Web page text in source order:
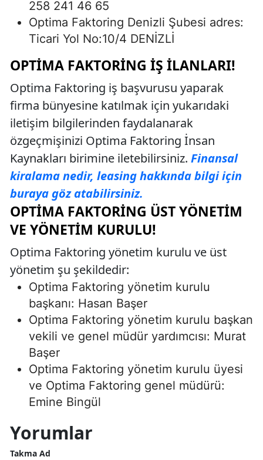
258 241 46 65
Optima Faktoring Denizli Şubesi adres:
Ticari Yol No:10/4 DENİZLİ
OPTIMA FAKTORING İŞ İLANLARI!
Optima Faktoring iş başvurusu yaparak
firma bünyesine katılmak için yukarıdaki
iletişim bilgilerinden faydalanarak
özgeçmişinizi Optima Faktoring İnsan
Kaynakları birimine iletebilirsiniz. Finansal
kiralama nedir, leasing hakkında bilgi için
buraya göz atabilirsiniz.
OPTIMA FAKTORING ÜST YÖNETIM
VE YÖNETIM KURULU!
Optima Faktoring yönetim kurulu ve üst
yönetim şu şekildedir:
Optima Faktoring yönetim kurulu
başkanı: Hasan Başer
Optima Faktoring yönetim kurulu başkan
vekili ve genel müdür yardımcısı: Murat
Başer
Optima Faktoring yönetim kurulu üyesi
ve Optima Faktoring genel müdürü:
Emine Bingül
Yorumlar
Takma Ad